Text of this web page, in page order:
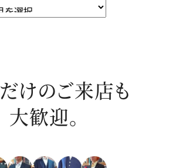
だけのご来店も
大歓迎。